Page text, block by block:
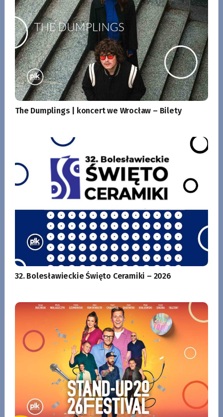
The Dumplings | koncert we Wrocław – Bilety
32. Bolesławieckie Święto Ceramiki – 2026